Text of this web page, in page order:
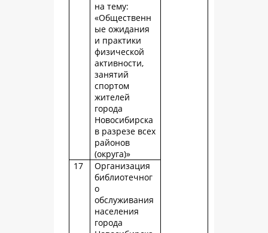
на тему:
«Общественн
ые ожидания
и практики
физической
активности,
занятий
спортом
жителей
города
Новосибирска
в разрезе всех
районов
(округа)»
17
Организация
библиотечног
о
обслуживания
населения
города